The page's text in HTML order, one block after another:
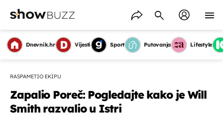
Dnevnik.hr Vijesti Sport Putovanja Lifestyle
RASPAMETIO EKIPU
Zapalio Poreč: Pogledajte kako je Will
Smith razvalio u Istri